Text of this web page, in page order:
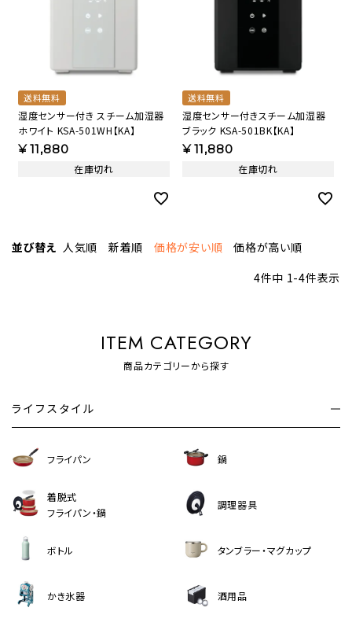
送料無料
湿度センサー付き スチーム加湿器
ホワイト KSA-501WH【KA】
¥11,880
在庫切れ
送料無料
湿度センサー付きスチーム加湿器
ブラック KSA-501BK【KA】
¥11,880
在庫切れ
並び替え 人気順 新着順 価格が安い順
価格が高い順
4件中 1-4件表示
ITEM CATEGORY
商品カテゴリーから探す
ライフスタイル
フライパン 鍋
着脱式
フライパン・鍋
調理器具
ボトル タンブラー・マグカップ
かき氷器 酒用品